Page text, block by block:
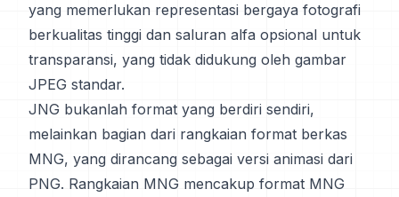
yang memerlukan representasi bergaya fotografi
berkualitas tinggi dan saluran alfa opsional untuk
transparansi, yang tidak didukung oleh gambar
JPEG standar.
JNG bukanlah format yang berdiri sendiri,
melainkan bagian dari rangkaian format berkas
MNG, yang dirancang sebagai versi animasi dari
PNG. Rangkaian MNG mencakup format MNG